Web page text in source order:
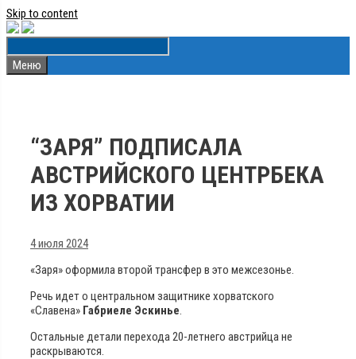
Skip to content
Меню
“ЗАРЯ” ПОДПИСАЛА
АВСТРИЙСКОГО ЦЕНТРБЕКА
ИЗ ХОРВАТИИ
4 июля 2024
«Заря» оформила второй трансфер в это межсезонье.
Речь идет о центральном защитнике хорватского
«Славена» Габриеле Эскинье.
Остальные детали перехода 20-летнего австрийца не
раскрываются.